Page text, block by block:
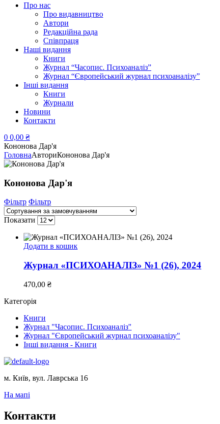
Про нас
Про видавництво
Автори
Редакційна рада
Співпраця
Наші видання
Книги
Журнал “Часопис. Психоаналіз”
Журнал “Європейський журнал психоаналізу”
Інші видання
Книги
Журнали
Новини
Контакти
0 0,00 ₴
Кононова Дар'я
ГоловнаАвториКононова Дар'я
Кононова Дар'я
Фільтр Фільтр
Показати
Додати в кошик
Журнал «ПСИХОАНАЛІЗ» №1 (26), 2024
470,00 ₴
Категорія
Книги
Журнал "Часопис. Психоаналіз"
Журнал "Європейський журнал психоаналізу"
Інші видання - Книги
м. Київ, вул. Лаврська 16
На мапі
Контакти